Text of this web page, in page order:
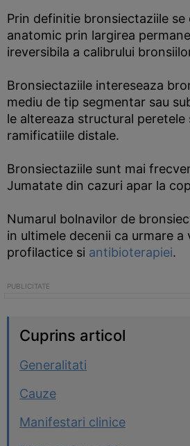
Prin definitie bronsiectaziile se
anatomic prin largirea
ireversibila a calibrului
Bronsiectaziile intereseaza
mediu de tip segmentar sau
le altereaza structural peretele
ramificatiile distale.
Bronsiectaziile sunt mai
Jumatate din cazuri apar la
Numarul bolnavilor de
in ultimele decenii ca urmare a
profilactice si antibioterapiei.
Cuprins articol
Generalitati
Cauze
Manifestari clinice